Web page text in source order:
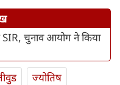
SIR, चुनाव आयोग ने किया
ज्योतिष